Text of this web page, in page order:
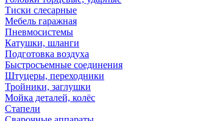
Тиски слесарные
Мебель гаражная
Пневмосистемы
Катушки, шланги
Подготовка воздуха
Быстросъемные соединения
Штуцеры, переходники
Тройники, заглушки
Мойка деталей, колёс
Стапели